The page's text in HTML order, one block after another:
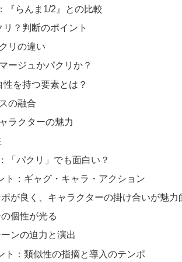
『らんま1/2』との比較
？判断のポイント
リの違い
ージュかパクリか？
を持つ要素とは？
の融合
ラクターの魅力
「パクリ」でも面白い？
ト：ギャグ・キャラ・アクション
が良く、キャラクターの掛け合いが魅力
個性が光る
ンの迫力と演出
ト：類似性の指摘と導入のテンポ